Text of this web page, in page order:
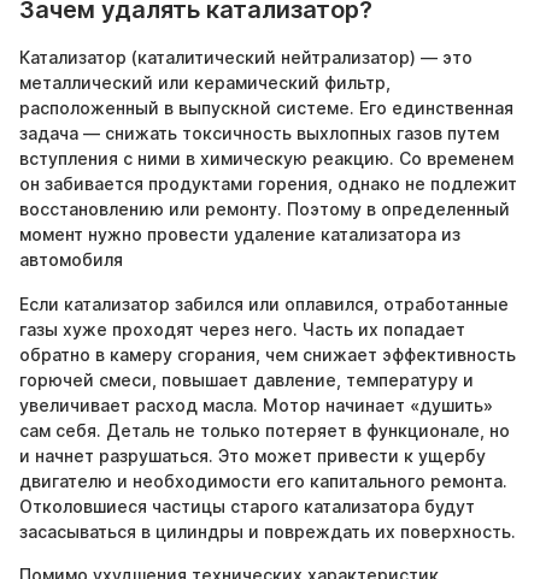
Зачем удалять катализатор?
Катализатор (каталитический нейтрализатор) — это
металлический или керамический фильтр,
расположенный в выпускной системе. Его единственная
задача — снижать токсичность выхлопных газов путем
вступления с ними в химическую реакцию. Со временем
он забивается продуктами горения, однако не подлежит
восстановлению или ремонту. Поэтому в определенный
момент нужно провести удаление катализатора из
автомобиля
Если катализатор забился или оплавился, отработанные
газы хуже проходят через него. Часть их попадает
обратно в камеру сгорания, чем снижает эффективность
горючей смеси, повышает давление, температуру и
увеличивает расход масла. Мотор начинает «душить»
сам себя. Деталь не только потеряет в функционале, но
и начнет разрушаться. Это может привести к ущербу
двигателю и необходимости его капитального ремонта.
Отколовшиеся частицы старого катализатора будут
засасываться в цилиндры и повреждать их поверхность.